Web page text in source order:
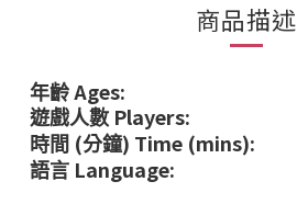
商品描述
年齡Ages:
遊戲人數Players:
時間 (分鐘) Time (mins):
語言Language: